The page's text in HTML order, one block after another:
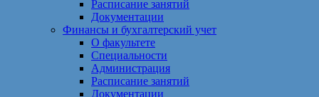
Расписание занятий
Документации
Финансы и бухгалтерский учет
О факультете
Специальности
Администрация
Расписание занятий
Документации